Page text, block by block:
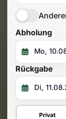
Abholung
Rückgabe
Privat